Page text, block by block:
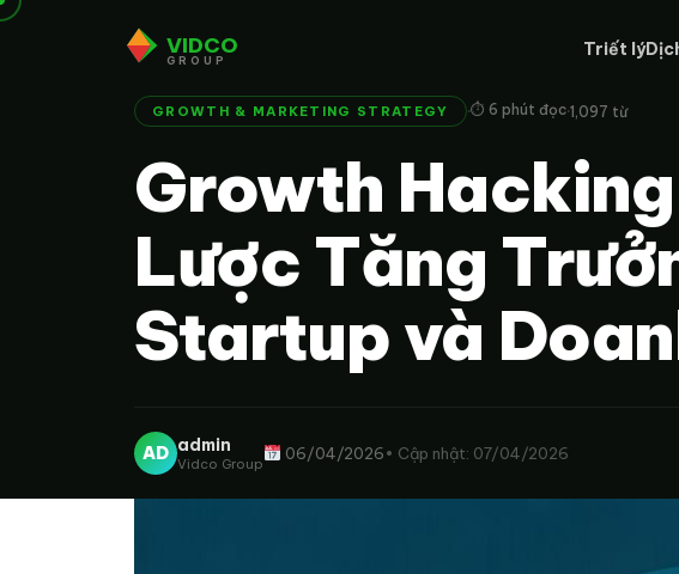
VIDCO
GROUP
Triết lý
GROWTH & MARKETING STRATEGY ·⏱ 6 phút đọc·1,097 từ
Growth
Lược Tăng
Startup và
AD admin
Vidco Group
06/04/2026• Cập nhật: 07/04/2026